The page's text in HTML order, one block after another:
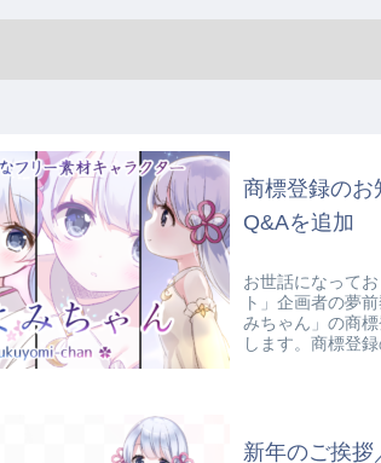
商標登録のお
Q&Aを追加
お世話になって
ト」企画者の夢
みちゃん」の商
します。商標登
くよみちゃん」
新年のご挨